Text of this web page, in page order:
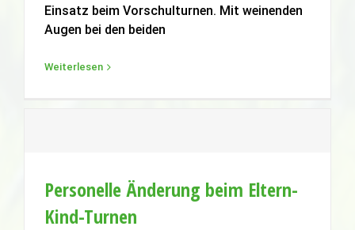
Einsatz beim Vorschulturnen. Mit weinenden
Augen bei den beiden
Weiterlesen
Personelle Änderung beim Eltern-
Kind-Turnen